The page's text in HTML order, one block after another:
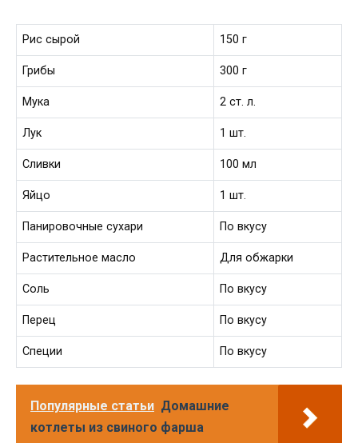
Рис сырой 150 г
Грибы 300 г
Мука 2 ст. л.
Лук 1 шт.
Сливки 100 мл
Яйцо 1 шт.
Панировочные сухари По вкусу
Растительное масло Для обжарки
Соль По вкусу
Перец По вкусу
Специи По вкусу
Популярные статьи Домашние
котлеты из свиного фарша